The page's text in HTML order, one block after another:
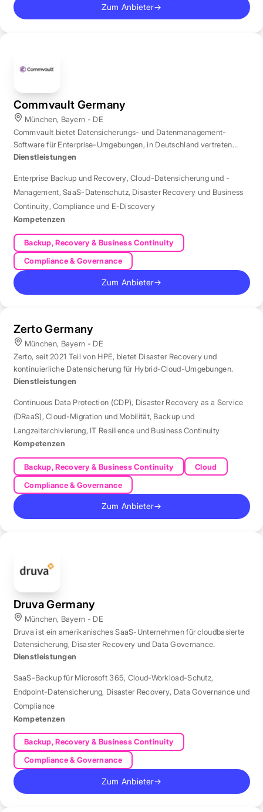
Zum Anbieter→
Commvault Germany
München, Bayern - DE
Commvault bietet Datensicherungs- und Datenmanagement-
Software für Enterprise-Umgebungen, in Deutschland vertreten
durch eine Niederlassung in München.
Dienstleistungen
Enterprise Backup und Recovery,Cloud-Datensicherung und -
Management,SaaS-Datenschutz, Disaster Recovery und Business
Continuity,Compliance und E-Discovery
Kompetenzen
Backup, Recovery & Business Continuity
Compliance & Governance
Zum Anbieter→
Zerto Germany
München, Bayern - DE
Zerto, seit 2021 Teil von HPE, bietet Disaster Recovery und
kontinuierliche Datensicherung für Hybrid-Cloud-Umgebungen.
Dienstleistungen
Continuous Data Protection (CDP), Disaster Recovery as a Service
(DRaaS),Cloud-Migration und Mobilität, Backup und
Langzeitarchivierung, IT Resilience und Business Continuity
Kompetenzen
Backup, Recovery & Business Continuity
Cloud
Compliance & Governance
Zum Anbieter→
Druva Germany
München, Bayern - DE
Druva ist ein amerikanisches SaaS-Unternehmen für cloudbasierte
Datensicherung, Disaster Recovery und Data Governance.
Dienstleistungen
SaaS-Backup für Microsoft 365, Cloud-Workload-Schutz,
Endpoint-Datensicherung, Disaster Recovery, Data Governance und
Compliance
Kompetenzen
Backup, Recovery & Business Continuity
Compliance & Governance
Zum Anbieter→